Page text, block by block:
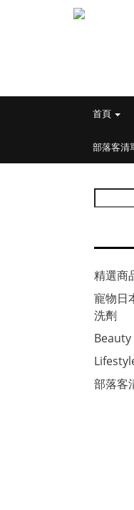
首頁
部落客清
精選商
寵物日
洗劑
Beauty
部落客